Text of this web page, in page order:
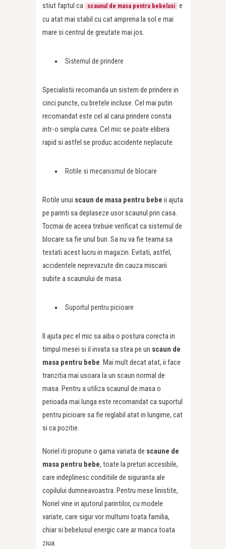
stiut faptul ca
scaunul de masa pentru bebelusi e
cu atat mai stabil cu cat amprena la sol e mai
mare si centrul de greutate mai jos.
Sistemul de prindere
Specialistii recomanda un sistem de prindere in
cinci puncte, cu bretele incluse. Cel mai putin
recomandat este cel al carui prindere consta
intr-o simpla curea. Cel mic se poate elibera
rapid si astfel se produc accidente neplacute.
Rotile si mecanismul de blocare
Rotile unui scaun de masa pentru bebe ii ajuta
pe parinti sa deplaseze usor scaunul prin casa.
Tocmai de aceea trebuie verificat ca sistemul de
blocare sa fie unul bun. Sa nu va fie teama sa
testati acest lucru in magazin. Evitati, astfel,
accidentele neprevazute din cauza miscarii
subite a scaunului de masa.
Suportul pentru picioare
Il ajuta pec el mic sa aiba o postura corecta in
timpul mesei si il invata sa stea pe un scaun de
masa pentru bebe . Mai mult decat atat, ii face
tranzitia mai usoara la un scaun normal de
masa. Pentru a utiliza scaunul de masa o
perioada mai lunga este recomandat ca suportul
pentru picioare sa fie reglabil atat in lungime, cat
si ca pozitie.
Noriel iti propune o gama variata de scaune de
masa pentru bebe, toate la preturi accesibile,
care indeplinesc conditiile de siguranta ale
copilului dumneavoastra. Pentru mese linistite,
Noriel vine in ajutorul parintilor, cu modele
variate, care sigur vor multumi toata familia,
chiar si bebelusul energic care ar manca toata
ziua.